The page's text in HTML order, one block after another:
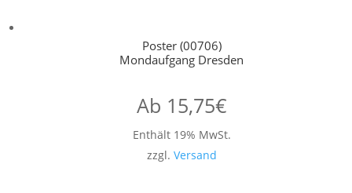
Poster (00706)
Mondaufgang Dresden
Ab 15,75€
Enthält 19% MwSt.
zzgl. Versand